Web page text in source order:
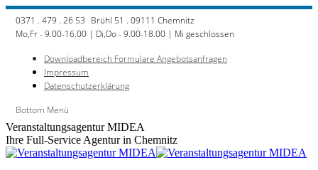
Zum
Inhalt
springen
0371 . 479 . 26 53 Brühl 51 . 09111 Chemnitz
Mo,Fr - 9.00-16.00 | Di,Do - 9.00-18.00 | Mi geschlossen
Downloadbereich Formulare Angebotsanfragen
Impressum
Datenschutzerklärung
Bottom Menü
in
Veranstaltungsagentur MIDEA
Ihre Full-Service Agentur in Chemnitz